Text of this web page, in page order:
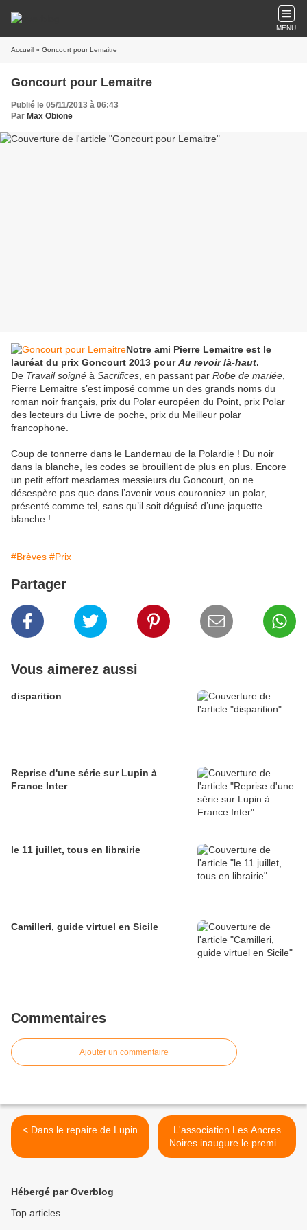
MENU
Accueil » Goncourt pour Lemaitre
Goncourt pour Lemaitre
Publié le 05/11/2013 à 06:43
Par Max Obione
Notre ami Pierre Lemaitre est le
lauréat du prix Goncourt 2013 pourAu revoir là-haut.
De Travail soigné à Sacrifices , en passant par Robe de mariée
Pierre Lemaitre s’est imposé comme un des grands noms du
roman noir français, prix du Polar européen du Point, prix Polar
des lecteurs du Livre de poche, prix du Meilleur polar
francophone.
Coup de tonnerre dans le Landernau de la Polardie ! Du noir
dans la blanche, les codes se brouillent de plus en plus. Encore
un petit effort mesdames messieurs du Goncourt, on ne
désespère pas que dans l’avenir vous couronniez un polar,
présenté comme tel, sans qu’il soit déguisé d’une jaquette
blanche !
#Brèves #Prix
Partager
Vous aimerez aussi
disparition
Reprise d'une série sur Lupin à
France Inter
le 11 juillet, tous en librairie
Camilleri, guide virtuel en Sicile
Commentaires
Ajouter un commentaire
< Dans le repaire de Lupin
L'association Les Ancres
Noires inaugure le premier
café Polar >
Hébergé par Overblog
Top articles